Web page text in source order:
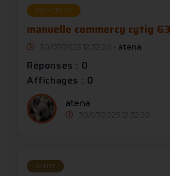
RECHERCHE
manuelle commercy cytig
30/07/2025 12:32:20 - atena
Réponses : 0
Affichages : 0
atena
30/07/2025 12:32:20
ACHAT